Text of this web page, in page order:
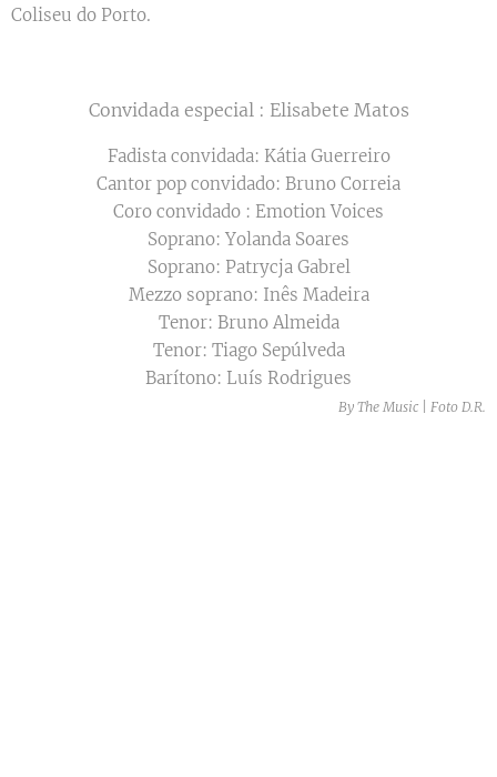
Coliseu do Porto.
Convidada especial : Elisabete Matos
Fadista convidada: Kátia Guerreiro
Cantor pop convidado: Bruno Correia
Coro convidado : Emotion Voices
Soprano: Yolanda Soares
Soprano: Patrycja Gabrel
Mezzo soprano: Inês Madeira
Tenor: Bruno Almeida
Tenor: Tiago Sepúlveda
Barítono: Luís Rodrigues
By The Music | Foto D.R.